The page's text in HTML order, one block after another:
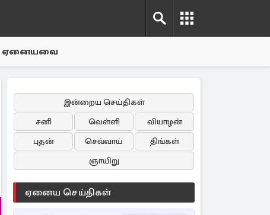
ஏனையவை
இன்றைய செய்திகள்
சனி
வெள்ளி
வியாழன்
புதன்
செவ்வாய்
திங்கள்
ஞாயிறு
ஏனைய செய்திகள்